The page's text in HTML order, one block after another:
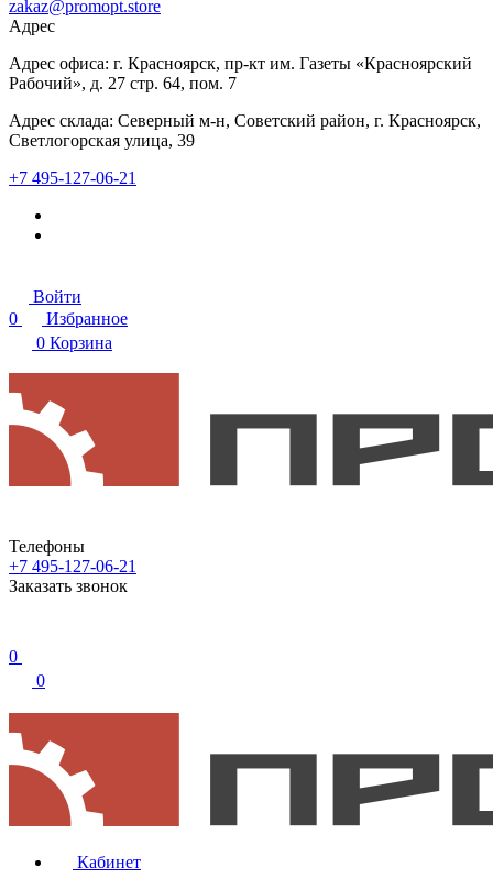
zakaz@promopt.store
Адрес
Адрес офиса: г. Красноярск, пр-кт им. Газеты «Красноярский
Рабочий», д. 27 стр. 64, пом. 7
Адрес склада: Северный м-н, Советский район, г. Красноярск,
Светлогорская улица, 39
+7 495-127-06-21
Войти
0
Избранное
0 Корзина
Телефоны
+7 495-127-06-21
Заказать звонок
0
0
Кабинет